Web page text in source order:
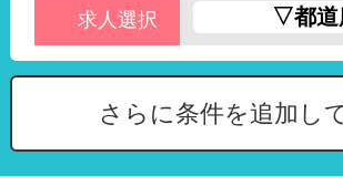
求人選択
さらに条件を追加し